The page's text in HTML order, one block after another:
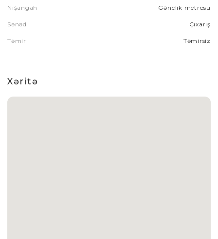
Nişangah Gənclik metrosu
Sənəd Çıxarış
Təmir Təmirsiz
Xəritə